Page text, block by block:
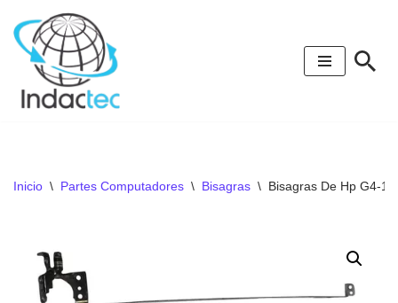
Saltar
contenido
Inicio \ Partes Computadores \ Bisagras \ Bisagras De Hp G4-